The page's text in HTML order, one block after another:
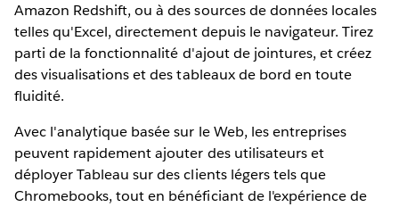
Amazon Redshift, ou à des sources de données locales
telles qu'Excel, directement depuis le navigateur. Tirez
parti de la fonctionnalité d'ajout de jointures, et créez
des visualisations et des tableaux de bord en toute
fluidité.
Avec l'analytique basée sur le Web, les entreprises
peuvent rapidement ajouter des utilisateurs et
déployer Tableau sur des clients légers tels que
Chromebooks, tout en bénéficiant de l'expérience de